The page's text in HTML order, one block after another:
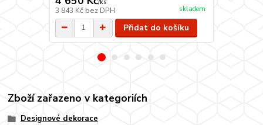
/ks
3 843 Kč bez DPH skladem
Přidat do košíku
Zboží zařazeno v kategoriích
Designové dekorace